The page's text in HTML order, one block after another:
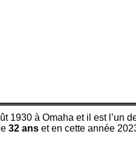
1930 à Omaha et il est
32 ans et en cette année